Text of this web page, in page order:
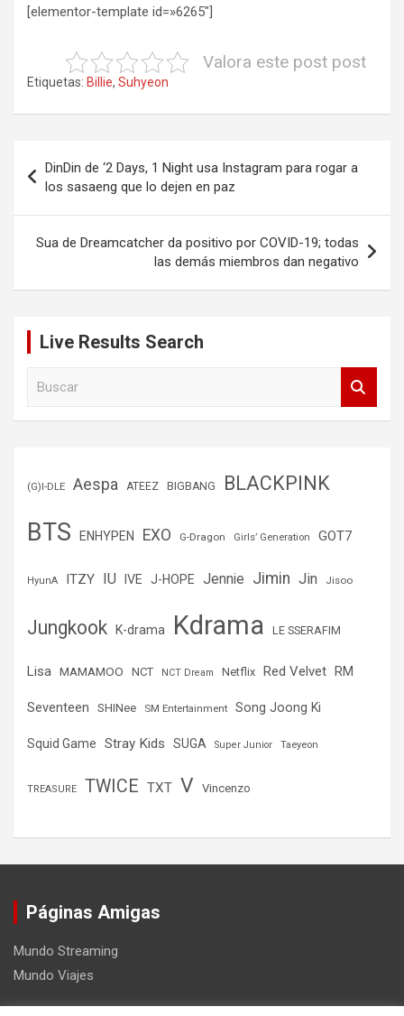
[elementor-template id=»6265″]
Valora este post post
Etiquetas: Billie, Suhyeon
de
entradas
DinDin de ‘2 Days, 1 Night usa Instagram para rogar a
los sasaeng que lo dejen en paz
Sua de Dreamcatcher da positivo por COVID-19; todas
las demás miembros dan negativo
Live Results Search
(G)I-DLE Aespa ATEEZ BIGBANG BLACKPINK
BTS ENHYPEN EXO G-Dragon Girls’ Generation GOT7
HyunA ITZY IU IVE J-HOPE Jennie Jimin Jin Jisoo
Jungkook K-drama Kdrama LE SSERAFIM
Lisa MAMAMOO NCT NCT Dream Netflix Red Velvet RM
Seventeen SHINee SM Entertainment Song Joong Ki
Squid Game Stray Kids SUGA Super Junior Taeyeon
TREASURE TWICE TXT V Vincenzo
Páginas Amigas
Mundo Streaming
Mundo Viajes